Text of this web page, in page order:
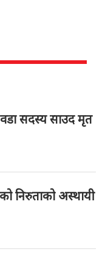
सदस्य साउद मृत
निरुताको अस्थायी